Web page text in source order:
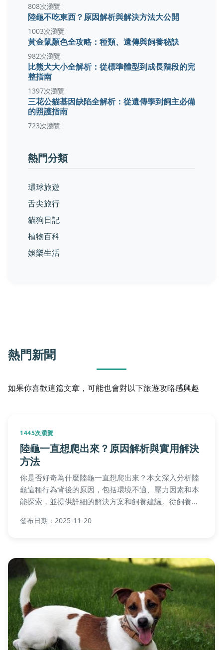
808次瀏覽
陸龜不吃東西？原因解析與解決方法大公開
1003次瀏覽
黃金鼠顏色全攻略：種類、遺傳與飼養秘訣
982次瀏覽
比熊犬大小全解析：從標準體型到成長階段的完
整指南
1397次瀏覽
三花公貓基因缺陷全解析：從遺傳學到飼主必備
的照護指南
723次瀏覽
熱門分類
環球旅遊
舌尖旅行
貓狗日記
植物百科
娛樂生活
熱門新聞
如果你喜歡這篇文章，可能也會對以下旅遊攻略感興趣
1445次瀏覽
陸龜一直想爬出來？原因解析與實用解決
方法
你是否好奇為什麼陸龜一直想爬出來？本文深入分析陸
龜這種行為背後的原因，包括環境不適、壓力因素和本
能探索，並提供詳細的解決方案和飼養建議。從飼養箱
物健康快樂。
發布日期：2025-11-20